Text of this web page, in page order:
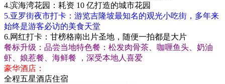
4.滨海湾花园：耗资 10 亿打造的城市花园
5.亚罗街夜市打卡：游览吉隆坡最知名的观光小吃街，多年来
始终是游客必访的美食天堂
6.网红打卡：甘榜格南出片圣地，随便一拍都是大片
餐标升级：品尝当地特色餐：松发肉骨茶、咖喱鱼头、奶油
虾、娘惹餐、海鲜餐 ，深受本地人喜爱
豪华酒店：
全程五星酒店住宿